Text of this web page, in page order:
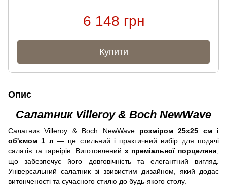
6 148 грн
Купити
Опис
Салатник Villeroy & Boch NewWave
Салатник Villeroy & Boch NewWave розміром 25х25 см і
об'ємом 1 л — це стильний і практичний вибір для подачі
салатів та гарнірів. Виготовлений з преміальної порцеляни
що забезпечує його довговічність та елегантний вигляд.
Універсальний салатник зі звивистим дизайном, який додає
витонченості та сучасного стилю до будь-якого столу.